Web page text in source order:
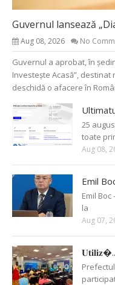
Guvernul lansează
Aug 08, 2026 No
Guvernul a aprobat, în
Investește Acasă”,
deschidă o afacere în
25
toate
Aug 08,
Emil
Emil
la
Aug 07,